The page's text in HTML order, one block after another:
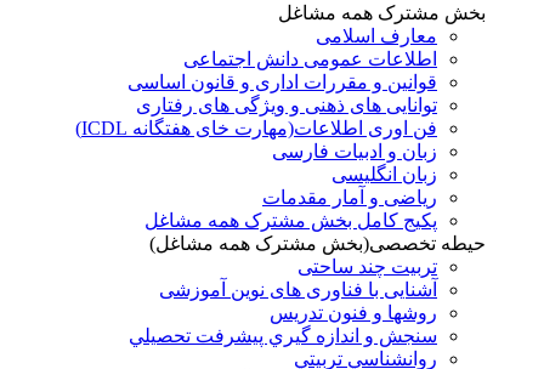
بخش مشترک همه مشاغل
معارف اسلامی
اطلاعات عمومی دانش اجتماعی
قوانین و مقررات اداری و قانون اساسی
توانایی های ذهنی و ویژگی های رفتاری
فن اوری اطلاعات(مهارت خای هفتگانه ICDL)
زبان و ادبیات فارسی
زبان انگلیسی
ریاضی و آمار مقدمات
پکیج کامل بخش مشترک همه مشاغل
حیطه تخصصی(بخش مشترک همه مشاغل)
تربیت چند ساحتی
آشنایی با فناوری های نوین آموزشی
روشها و فنون تدريس
سنجش و اندازه گيري پيشرفت تحصيلي
روانشناسي تربيتي